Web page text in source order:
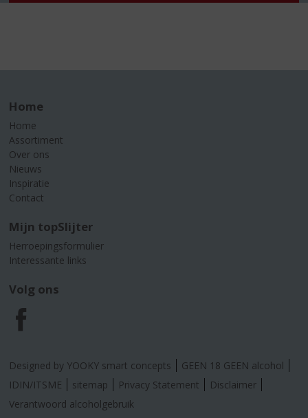
Home
Home
Assortiment
Over ons
Nieuws
Inspiratie
Contact
Mijn topSlijter
Herroepingsformulier
Interessante links
Volg ons
F
a
c
Designed by YOOKY smart concepts
GEEN 18 GEEN alcohol
IDIN/ITSME
sitemap Privacy Statement
Disclaimer
Verantwoord alcoholgebruik